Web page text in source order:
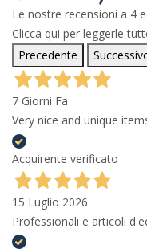
Le nostre recensioni a 4
Clicca qui per leggerle
Precedente
7 Giorni Fa
Very nice and unique
Acquirente verificato
15 Luglio 2026
Professionali e articoli